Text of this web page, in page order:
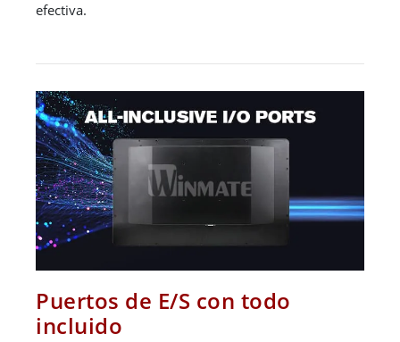
efectiva.
Puertos de E/S con todo
incluido